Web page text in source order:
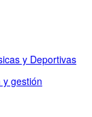
y Deportivas
gestión